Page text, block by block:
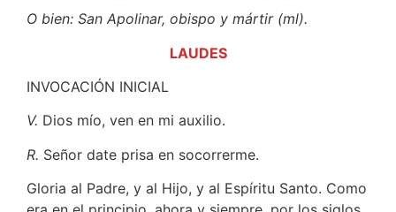
O bien: San Apolinar, obispo y mártir (ml).
LAUDES
INVOCACIÓN INICIAL
V. Dios mío, ven en mi auxilio.
R. Señor date prisa en socorrerme.
Gloria al Padre, y al Hijo, y al Espíritu Santo. Como